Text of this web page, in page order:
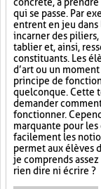
qui se passe. Par
entrent en jeu dans
incarner des piliers,
tablier et, ainsi,
constituants. Les
d’art ou un
principe de
quelconque. Cette
demander
fonctionner.
marquante pour
facilement les
permet aux élèves
je comprends
rien dire ni écrire ?